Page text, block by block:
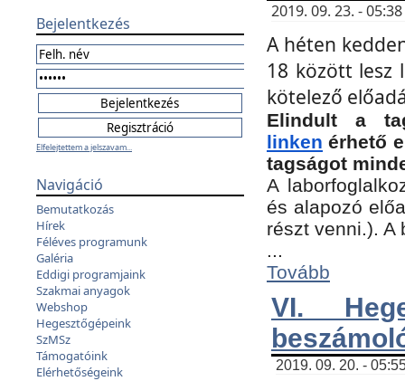
Bejelentkezés
Elfelejtettem a jelszavam...
Navigáció
Bemutatkozás
Hírek
Féléves programunk
Galéria
Eddigi programjaink
Szakmai anyagok
Webshop
Hegesztőgépeink
SzMSz
Támogatóink
Elérhetőségeink
2019. 09. 23. -
A héten
18 között lesz
kötelező
Elindult a
linken érhető
tagságot
A
és alapozó
részt venni.).
...
Tovább
VI.
2019. 09. 20. -